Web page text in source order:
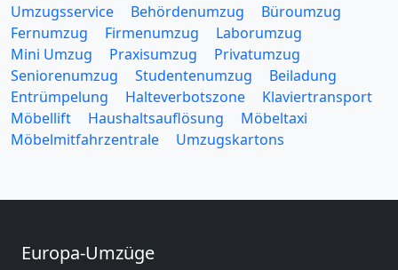
Umzugsservice Behördenumzug
Büroumzug
Fernumzug
Firmenumzug
Laborumzug
Mini Umzug
Praxisumzug
Privatumzug
Seniorenumzug
Studentenumzug
Beiladung
Entrümpelung
Halteverbotszone
Klaviertransport
Möbellift
Haushaltsauflösung
Möbeltaxi
Möbelmitfahrzentrale
Umzugskartons
Europa-Umzüge